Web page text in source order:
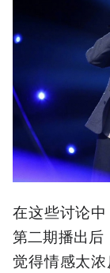
在这些讨论中
第二期播出后
觉得情感太